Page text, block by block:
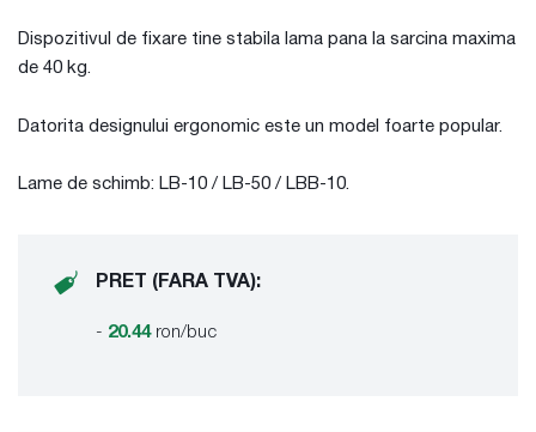
Dispozitivul de fixare tine stabila lama pana la sarcina maxima
de 40 kg.
Datorita designului ergonomic este un model foarte popular.
Lame de schimb: LB-10 / LB-50 / LBB-10.
PRET (FARA TVA):
- 20.44ron/buc